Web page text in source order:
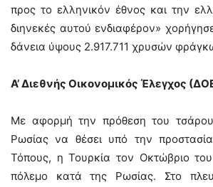
προς το ελληνικόν έθνος και την
διηνεκές αυτού ενδιαφέρον»
δάνεια ύψους 2.917.711 χρυσών
Α’ Διεθνής Οικονομικός Έλεγχος
Με αφορμή την πρόθεση του
Ρωσίας να θέσει υπό την
Τόπους, η Τουρκία τον Οκτώβριο
πόλεμο κατά της Ρωσίας. Στο